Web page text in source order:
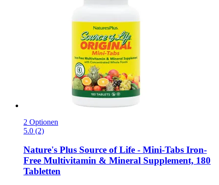
2 Optionen
5.0 (2)
Nature's Plus Source of Life -​ Mini-​Tabs Iron-​
Free Multivitamin & Mineral Supplement, 180
Tabletten